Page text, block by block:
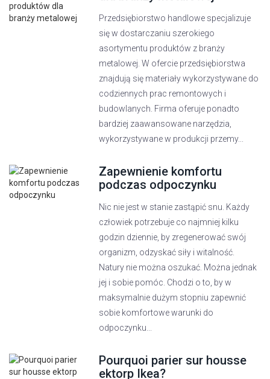
Przedsiębiorstwo handlowe specjalizuje
się w dostarczaniu szerokiego
asortymentu produktów z branży
metalowej. W ofercie przedsiębiorstwa
znajdują się materiały wykorzystywane do
codziennych prac remontowych i
budowlanych. Firma oferuje ponadto
bardziej zaawansowane narzędzia,
wykorzystywane w produkcji przemy...
Zapewnienie komfortu
podczas odpoczynku
Nic nie jest w stanie zastąpić snu. Każdy
człowiek potrzebuje co najmniej kilku
godzin dziennie, by zregenerować swój
organizm, odzyskać siły i witalność.
Natury nie można oszukać. Można jednak
jej i sobie pomóc. Chodzi o to, by w
maksymalnie dużym stopniu zapewnić
sobie komfortowe warunki do
odpoczynku...
Pourquoi parier sur housse
ektorp Ikea?